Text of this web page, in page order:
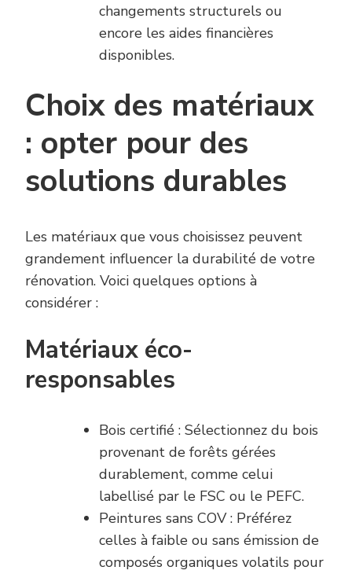
changements structurels ou
encore les aides financières
disponibles.
Choix des matériaux
: opter pour des
solutions durables
Les matériaux que vous choisissez peuvent
grandement influencer la durabilité de votre
rénovation. Voici quelques options à
considérer :
Matériaux éco-
responsables
Bois certifié : Sélectionnez du bois
provenant de forêts gérées
durablement, comme celui
labellisé par le FSC ou le PEFC.
Peintures sans COV : Préférez
celles à faible ou sans émission de
composés organiques volatils pour